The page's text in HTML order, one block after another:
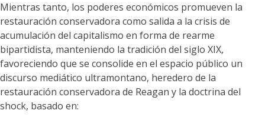
Mientras tanto, los poderes económicos promueven la
restauración conservadora como salida a la crisis de
acumulación del capitalismo en forma de rearme
bipartidista, manteniendo la tradición del siglo XIX,
favoreciendo que se consolide en el espacio público un
discurso mediático ultramontano, heredero de la
restauración conservadora de Reagan y la doctrina del
shock, basado en: